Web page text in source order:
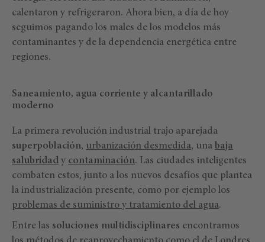
calentaron y refrigeraron. Ahora bien, a día de hoy
seguimos pagando los males de los modelos más
contaminantes y de la dependencia energética entre
regiones.
Saneamiento, agua corriente y alcantarillado
moderno
La primera revolución industrial trajo aparejada
superpoblación, urbanización desmedida, una baja
salubridad y contaminación. Las ciudades inteligentes
combaten estos, junto a los nuevos desafíos que plantea
la industrialización presente, como por ejemplo los
problemas de suministro y tratamiento del agua.
Entre las soluciones multidisciplinares encontramos